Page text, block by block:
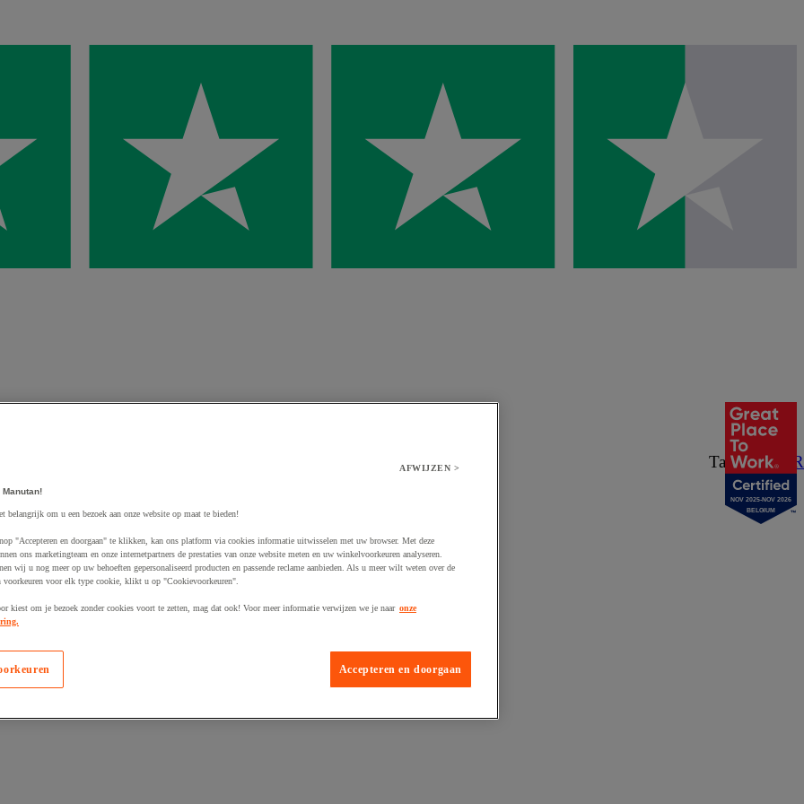
Taal:NL/ FR
aan winkelwagen
NOV 2025-NOV 2026
BELGIUM
AFWIJZEN >
belangrijk om u een bezoek aan onze website op maat te bieden!
"Accepteren en doorgaan" te klikken, kan ons platform via cookies informatie uitwisselen met uw browser. Met deze
ons marketingteam en onze internetpartners de prestaties van onze website meten en uw winkelvoorkeuren analyseren.
wij u nog meer op uw behoeften gepersonaliseerd producten en passende reclame aanbieden. Als u meer wilt weten over de
voorkeuren voor elk type cookie, klikt u op "Cookievoorkeuren".
kiest om je bezoek zonder cookies voort te zetten, mag dat ook! Voor meer informatie verwijzen we je naar onze
Accepteren en doorgaan